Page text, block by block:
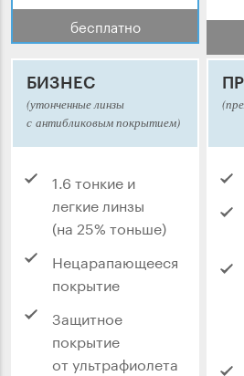
бесплатно
БИЗНЕС
(утонченные линзы
с антибликовым покрытием)
1.6 тонкие и
легкие линзы
(на 25% тоньше)
Нецарапающееся
покрытие
Защитное
покрытие
от ультрафиолета